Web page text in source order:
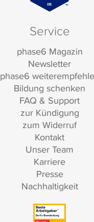
Service
phase6 Magazin
Newsletter
phase6
Bildung schenken
FAQ & Support
zur Kündigung
zum Widerruf
Kontakt
Unser Team
Karriere
Presse
Nachhaltigkeit